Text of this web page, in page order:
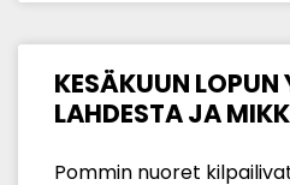
KESÄKUUN
LAHDESTA JA
Pommin nuoret